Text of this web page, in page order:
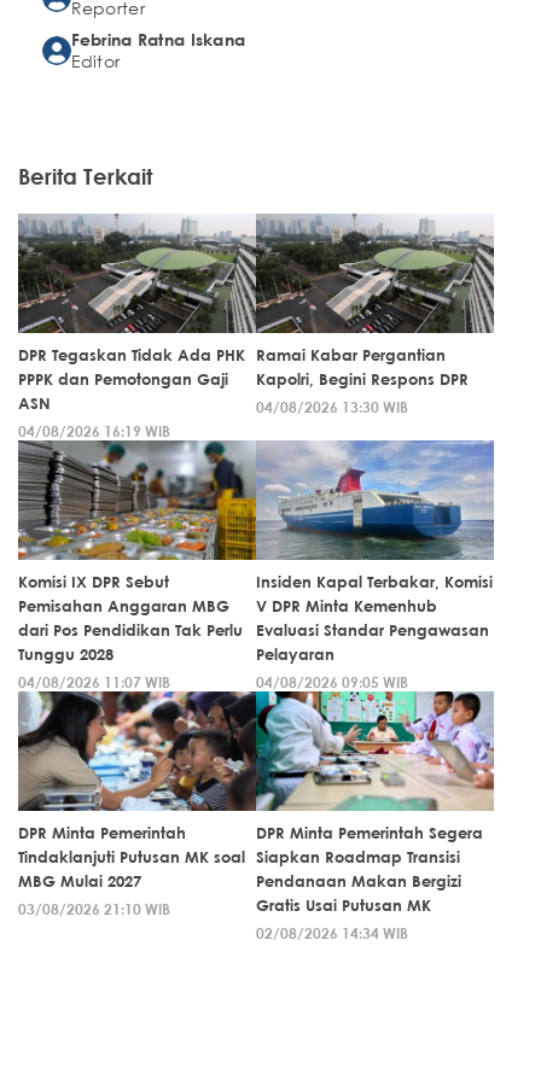
Reporter
Febrina Ratna Iskana
Editor
Berita Terkait
DPR Tegaskan Tidak Ada PHK
PPPK dan Pemotongan Gaji
ASN
04/08/2026 16:19 WIB
Ramai Kabar Pergantian
Kapolri, Begini Respons DPR
04/08/2026 13:30 WIB
Komisi IX DPR Sebut
Pemisahan Anggaran MBG
dari Pos Pendidikan Tak Perlu
Tunggu 2028
04/08/2026 11:07 WIB
Insiden Kapal Terbakar, Komisi
V DPR Minta Kemenhub
Evaluasi Standar Pengawasan
Pelayaran
04/08/2026 09:05 WIB
DPR Minta Pemerintah
Tindaklanjuti Putusan MK soal
MBG Mulai 2027
03/08/2026 21:10 WIB
DPR Minta Pemerintah Segera
Siapkan Roadmap Transisi
Pendanaan Makan Bergizi
Gratis Usai Putusan MK
02/08/2026 14:34 WIB